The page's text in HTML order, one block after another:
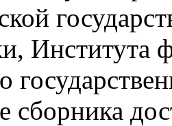
Института
сборника